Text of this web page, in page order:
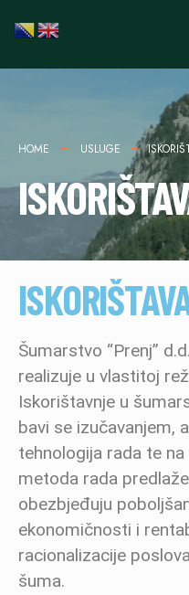
HOME USLUGE
Šumarstvo “Prenj”
realizuje u vlastitoj
Iskorištavnje u
bavi se izučavanjem,
tehnologija rada te
metoda rada
obezbjeđuju
ekonomičnosti i
racionalizacije
šuma.